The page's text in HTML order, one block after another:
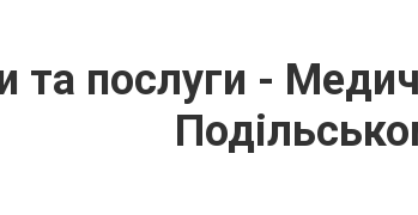
та послуги -